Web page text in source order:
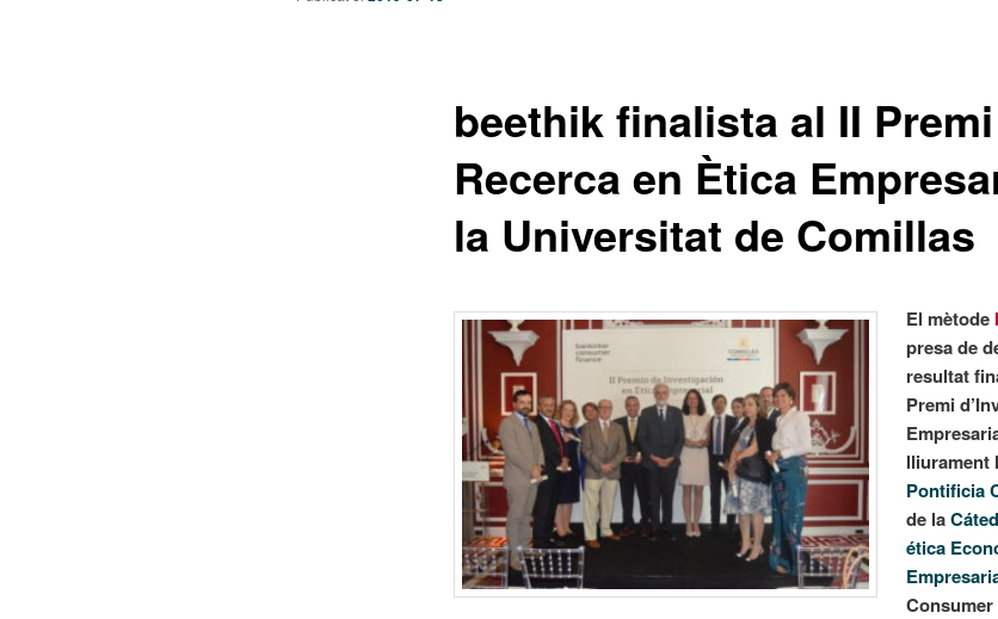
beethik finalista al II
Recerca en Ètica
la Universitat de Comillas
El mètode
presa de
resultat
Premi
lliurament
Pontificia
de la
ética
Consumer